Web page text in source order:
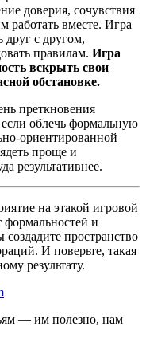
доверия, сочувствия
работать вместе. Игра
друг с другом,
правилам. Игра
вскрыть свои
обстановке.
преткновения
облечь формальную
ориентированной
проще и
результативнее.
на этакой игровой
формальностей и
пространство
И поверьте, такая
результату.
— им полезно, нам